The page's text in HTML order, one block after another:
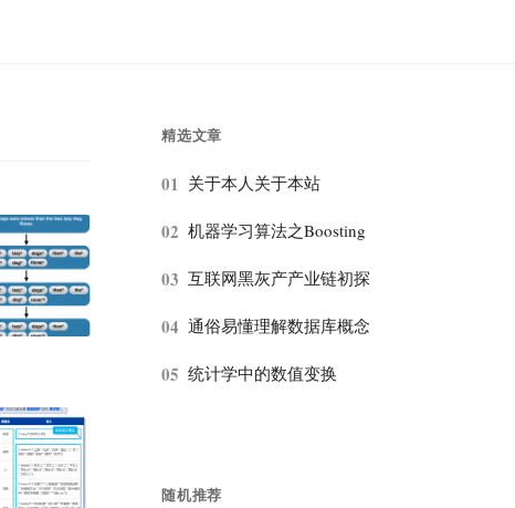
精选文章
01 关于本人关于本站
02 机器学习算法之Boosting
03 互联网黑灰产产业链初探
04 通俗易懂理解数据库概念
05 统计学中的数值变换
随机推荐